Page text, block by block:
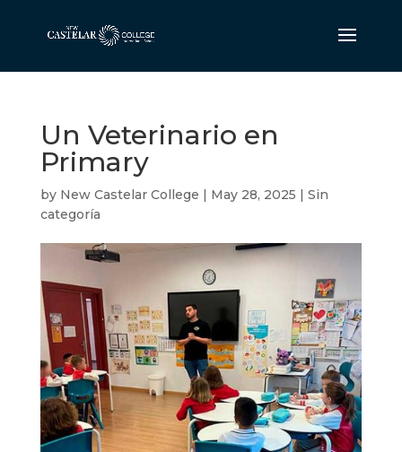
Un Veterinario en
Primary
by New Castelar College | May 28, 2025 | Sin
categoría